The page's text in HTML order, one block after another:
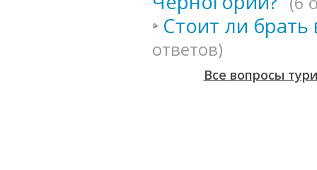
Стоит ли
ответов)
Все вопросы